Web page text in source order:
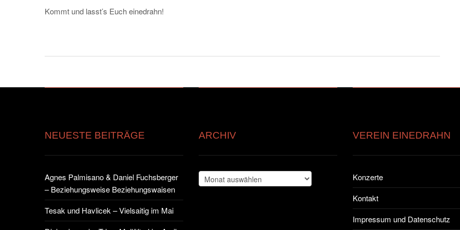
Kommt und lasst’s Euch einedrahn!
NEUESTE BEITRÄGE
Agnes Palmisano & Daniel Fuchsberger
– Beziehungsweise Beziehungswaisen
Tesak und Havlicek – Vielsaitig im Mai
ARCHIV
Archiv
VEREIN EINEDRAHN
Konzerte
Kontakt
Impressum und Datenschutz